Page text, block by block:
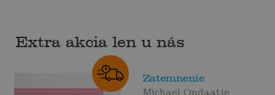
Extra akcia len u nás
Zatemnenie
Michael Ondaatje